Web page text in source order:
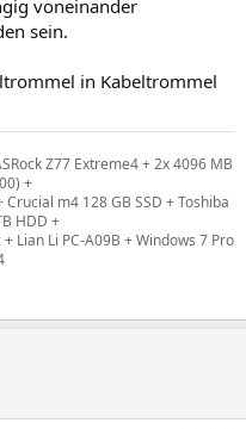
voneinander
sein.
in Kabeltrommel
Z77 Extreme4 + 2x 4096 MB
+
m4 128 GB SSD + Toshiba
HDD +
Lian Li PC-A09B + Windows 7 Pro